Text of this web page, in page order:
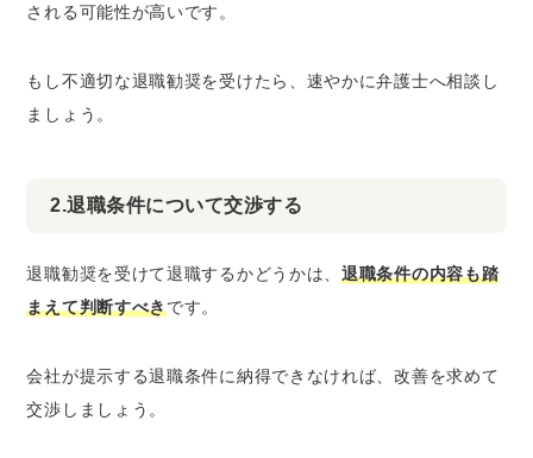
される可能性が高いです。
もし不適切な退職勧奨を受けたら、速やかに弁護士へ相談し
ましょう。
2.退職条件について交渉する
退職勧奨を受けて退職するかどうかは、退職条件の内容も踏
まえて判断すべきです。
会社が提示する退職条件に納得できなければ、改善を求めて
交渉しましょう。